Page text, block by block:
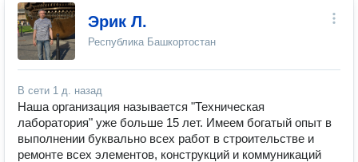
Эрик Л.
Республика Башкортостан
В сети 1 д. назад
Наша организация называется "Техническая
лаборатория" уже больше 15 лет. Имеем богатый опыт в
выполнении буквально всех работ в строительстве и
ремонте всех элементов, конструкций и коммуникаций